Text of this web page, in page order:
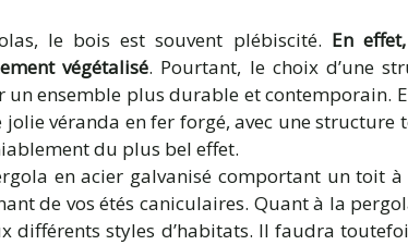
le bois est souvent plébiscité. En
végétalisé. Pourtant, le choix d’une
ensemble plus durable et contemporain.
véranda en fer forgé, avec une structure
du plus bel effet.
en acier galvanisé comportant un toit à
de vos étés caniculaires. Quant à la
différents styles d’habitats. Il faudra